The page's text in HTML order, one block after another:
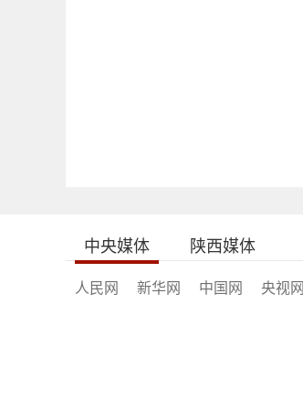
中央媒体 陕西媒体
人民网 新华网 中国网 央视网